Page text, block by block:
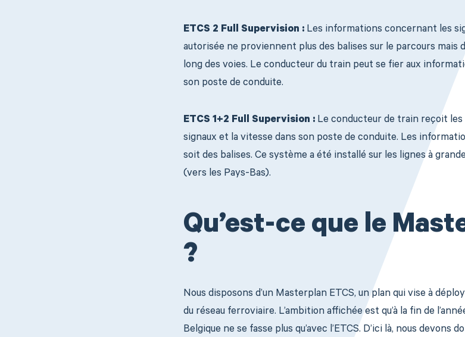
ETCS 2 Full Supervision :Les informations concernant les
autorisée ne proviennent plus des balises sur le parcours mais
long des voies. Le conducteur du train peut se fier aux
son poste de conduite.
ETCS 1+2 Full Supervision :Le conducteur de train reçoit
signaux et la vitesse dans son poste de conduite. Les
soit des balises. Ce système a été installé sur les lignes à
(vers les Pays-Bas).
Qu’est-ce que le
?
Nous disposons d’un Masterplan ETCS, un plan qui vise à
du réseau ferroviaire. L’ambition affichée est qu’à la fin de
Belgique ne se fasse plus qu’avec l’ETCS. D’ici là, nous devons